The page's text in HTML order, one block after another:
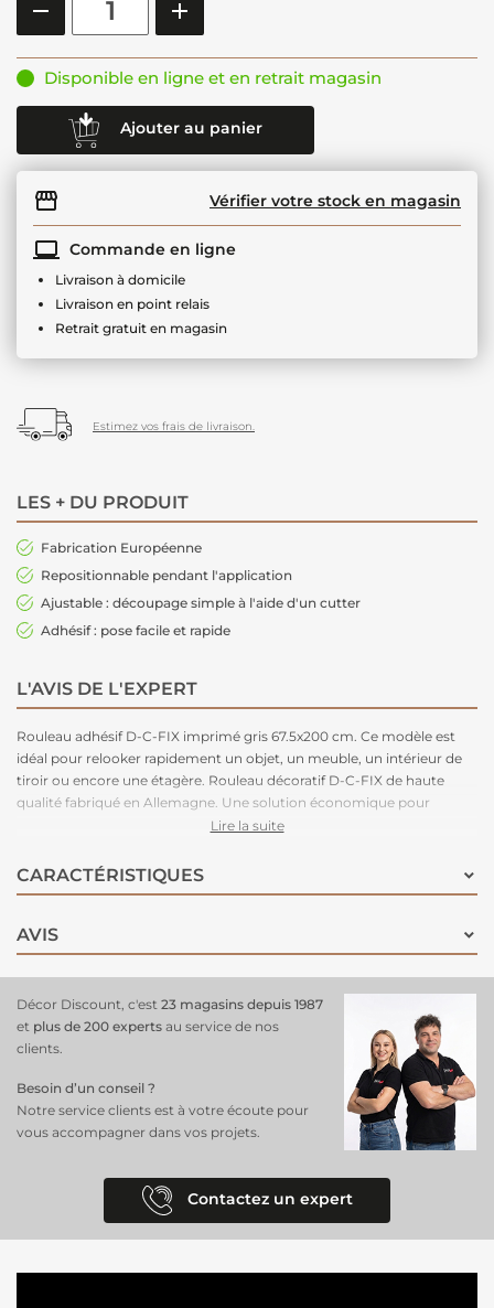
Disponible en ligne et en retrait magasin
Ajouter au panier
Vérifier votre stock en magasin
Commande en ligne
Livraison à domicile
Livraison en point relais
Retrait gratuit en magasin
Estimez vos frais de livraison.
LES + DU PRODUIT
Fabrication Européenne
Repositionnable pendant l'application
Ajustable : découpage simple à l'aide d'un cutter
Adhésif : pose facile et rapide
L'AVIS DE L'EXPERT
Rouleau adhésif D-C-FIX imprimé gris 67.5x200 cm. Ce modèle est
idéal pour relooker rapidement un objet, un meuble, un intérieur de
tiroir ou encore une étagère. Rouleau décoratif D-C-FIX de haute
qualité fabriqué en Allemagne. Une solution économique pour
masquer les imperfections et relooker rapidement une surface.
Lire la suite
CARACTÉRISTIQUES
AVIS
Décor Discount, c'est 23 magasins depuis 1987
et plus de 200 experts au service de nos
clients.
Besoin d’un conseil ?
Notre service clients est à votre écoute pour
vous accompagner dans vos projets.
Contactez un expert